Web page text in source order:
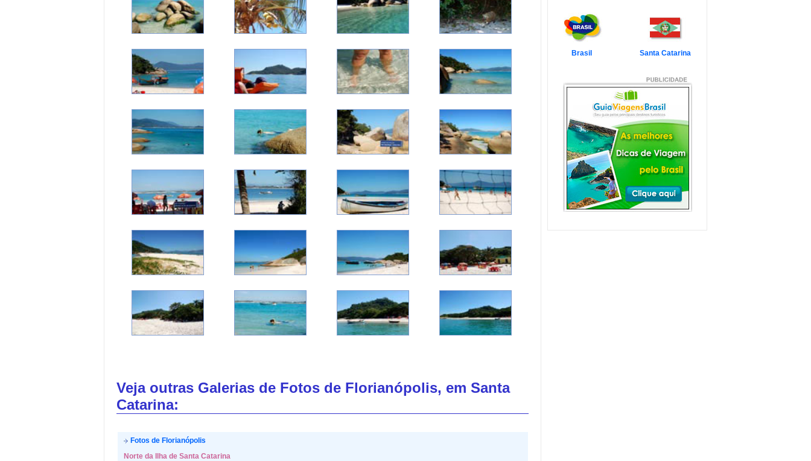
Veja outras Galerias de Fotos de Florianópolis, em Santa
Catarina:
Fotos de Florianópolis
Norte da Ilha de Santa Catarina
de Balneário Camboriú e
Balneário Camboriú é um passeio
em Florianópolis
Florianópolis é um dos destinos mais
desejados dos último...
Veja mais...
Garopaba e Região com
Crianças
Garopaba é um município de Santa
Catarina a 80 quilômetro...
Veja mais...
Litoral de Santa Catarina
Brasil Santa Catarina